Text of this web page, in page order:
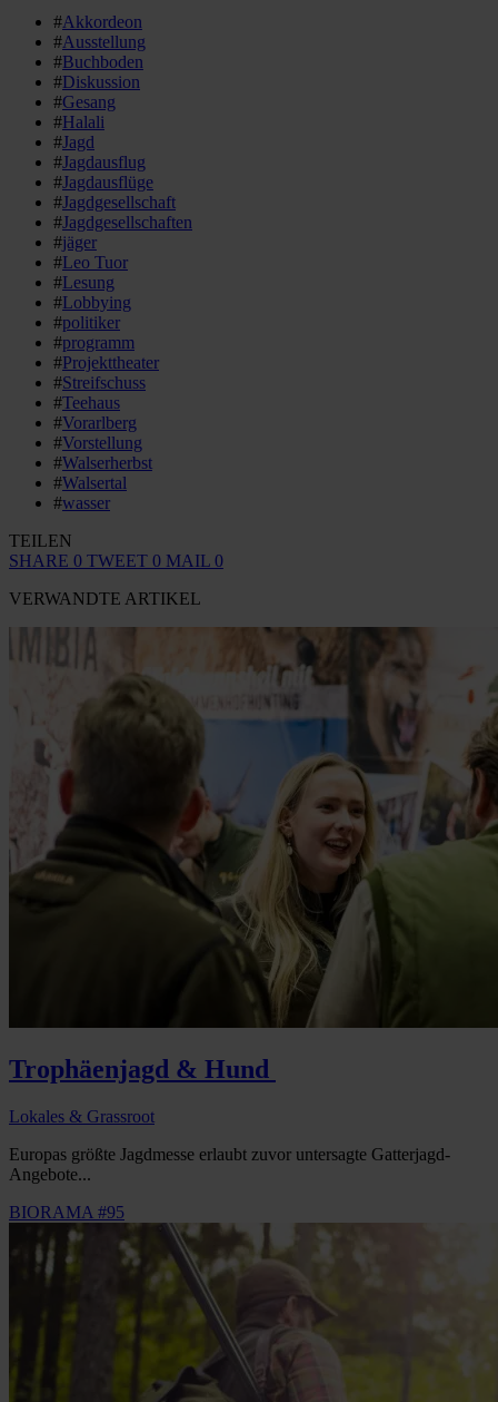
#Akkordeon
#Ausstellung
#Buchboden
#Diskussion
#Gesang
#Halali
#Jagd
#Jagdausflug
#Jagdausflüge
#Jagdgesellschaft
#Jagdgesellschaften
#jäger
#Leo Tuor
#Lesung
#Lobbying
#politiker
#programm
#Projekttheater
#Streifschuss
#Teehaus
#Vorarlberg
#Vorstellung
#Walserherbst
#Walsertal
#wasser
TEILEN
SHARE 0 TWEET 0 MAIL 0
VERWANDTE ARTIKEL
Trophäenjagd & Hund
Lokales & Grassroot
Europas größte Jagdmesse erlaubt zuvor untersagte Gatterjagd-
Angebote...
BIORAMA #95